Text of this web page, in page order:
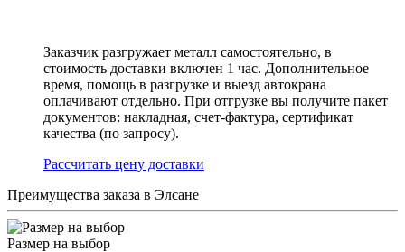
Заказчик разгружает металл самостоятельно, в
стоимость доставки включен 1 час. Дополнительное
время, помощь в разгрузке и выезд автокрана
оплачивают отдельно. При отгрузке вы получите пакет
документов: накладная, счет-фактура, сертификат
качества (по запросу).
Раcсчитать цену доставки
Преимущества заказа в Элсане
Размер на выбор